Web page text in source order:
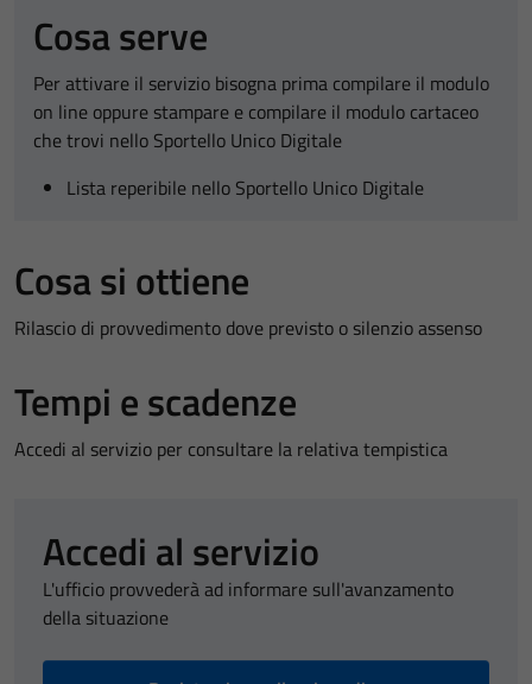
Cosa serve
Per attivare il servizio bisogna prima compilare il modulo
on line oppure stampare e compilare il modulo cartaceo
che trovi nello Sportello Unico Digitale
Lista reperibile nello Sportello Unico Digitale
Cosa si ottiene
Rilascio di provvedimento dove previsto o silenzio assenso
Tempi e scadenze
Accedi al servizio per consultare la relativa tempistica
Accedi al servizio
L'ufficio provvederà ad informare sull'avanzamento
della situazione